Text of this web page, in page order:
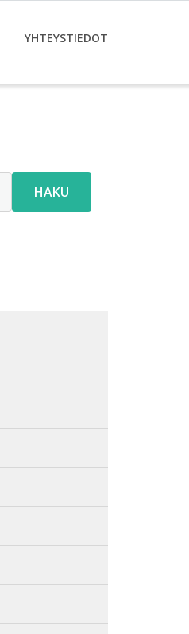
YHTEYSTIEDOT
HAKU